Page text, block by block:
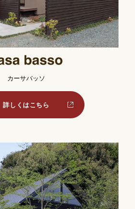
カーサバッソ
詳しくはこちら